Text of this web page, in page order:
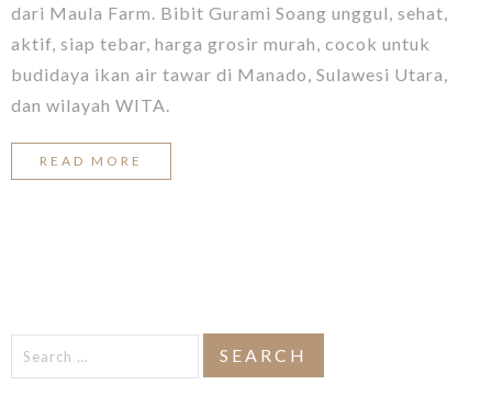
dari Maula Farm. Bibit Gurami Soang unggul, sehat,
aktif, siap tebar, harga grosir murah, cocok untuk
budidaya ikan air tawar di Manado, Sulawesi Utara,
dan wilayah WITA.
READ MORE
Search
for: